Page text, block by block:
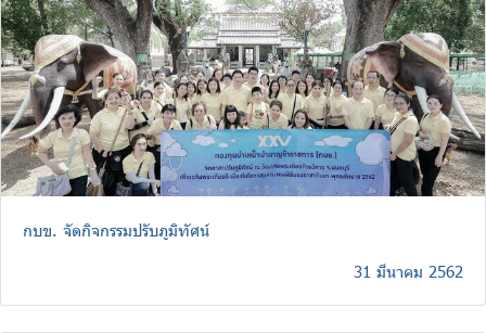
กบข. จัดกิจกรรมปรับภูมิทัศน์
31 มีนาคม 2562